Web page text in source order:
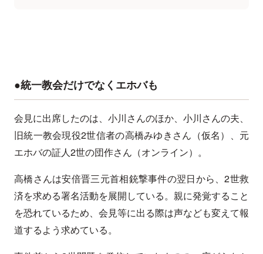
●統一教会だけでなくエホバも
会見に出席したのは、小川さんのほか、小川さんの夫、
旧統一教会現役2世信者の高橋みゆきさん（仮名）、元
エホバの証人2世の団作さん（オンライン）。
高橋さんは安倍晋三元首相銃撃事件の翌日から、2世救
済を求める署名活動を展開している。親に発覚すること
を恐れているため、会見等に出る際は声なども変えて報
道するよう求めている。